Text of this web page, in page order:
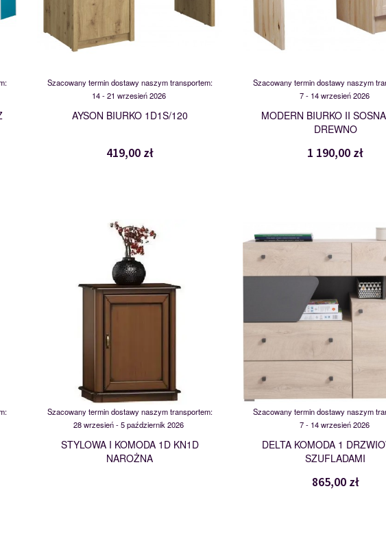
Szacowany termin dostawy naszym transportem:
14 - 21 wrzesień 2026
AYSON BIURKO 1D1S/120
419,00 zł
Szacowany termin dostawy naszym
7 - 14 wrzesień 2026
MODERN BIURKO II
DREWNO
1 190,00 zł
STYL.17 NAROŻNA
113325
Szacowany termin dostawy naszym transportem:
28 wrzesień - 5 październik 2026
STYLOWA I KOMODA 1D KN1D
NAROŻNA
118656
Szacowany termin dostawy naszym
7 - 14 wrzesień 2026
DELTA KOMODA 1
SZUFLADAMI
865,00 zł